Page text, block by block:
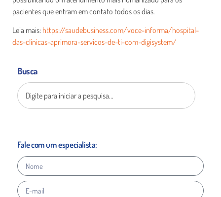
pacientes que entram em contato todos os dias.
Leia mais: https://saudebusiness.com/voce-informa/hospital-
das-clinicas-aprimora-servicos-de-ti-com-digisystem/
Busca
Fale com um especialista: